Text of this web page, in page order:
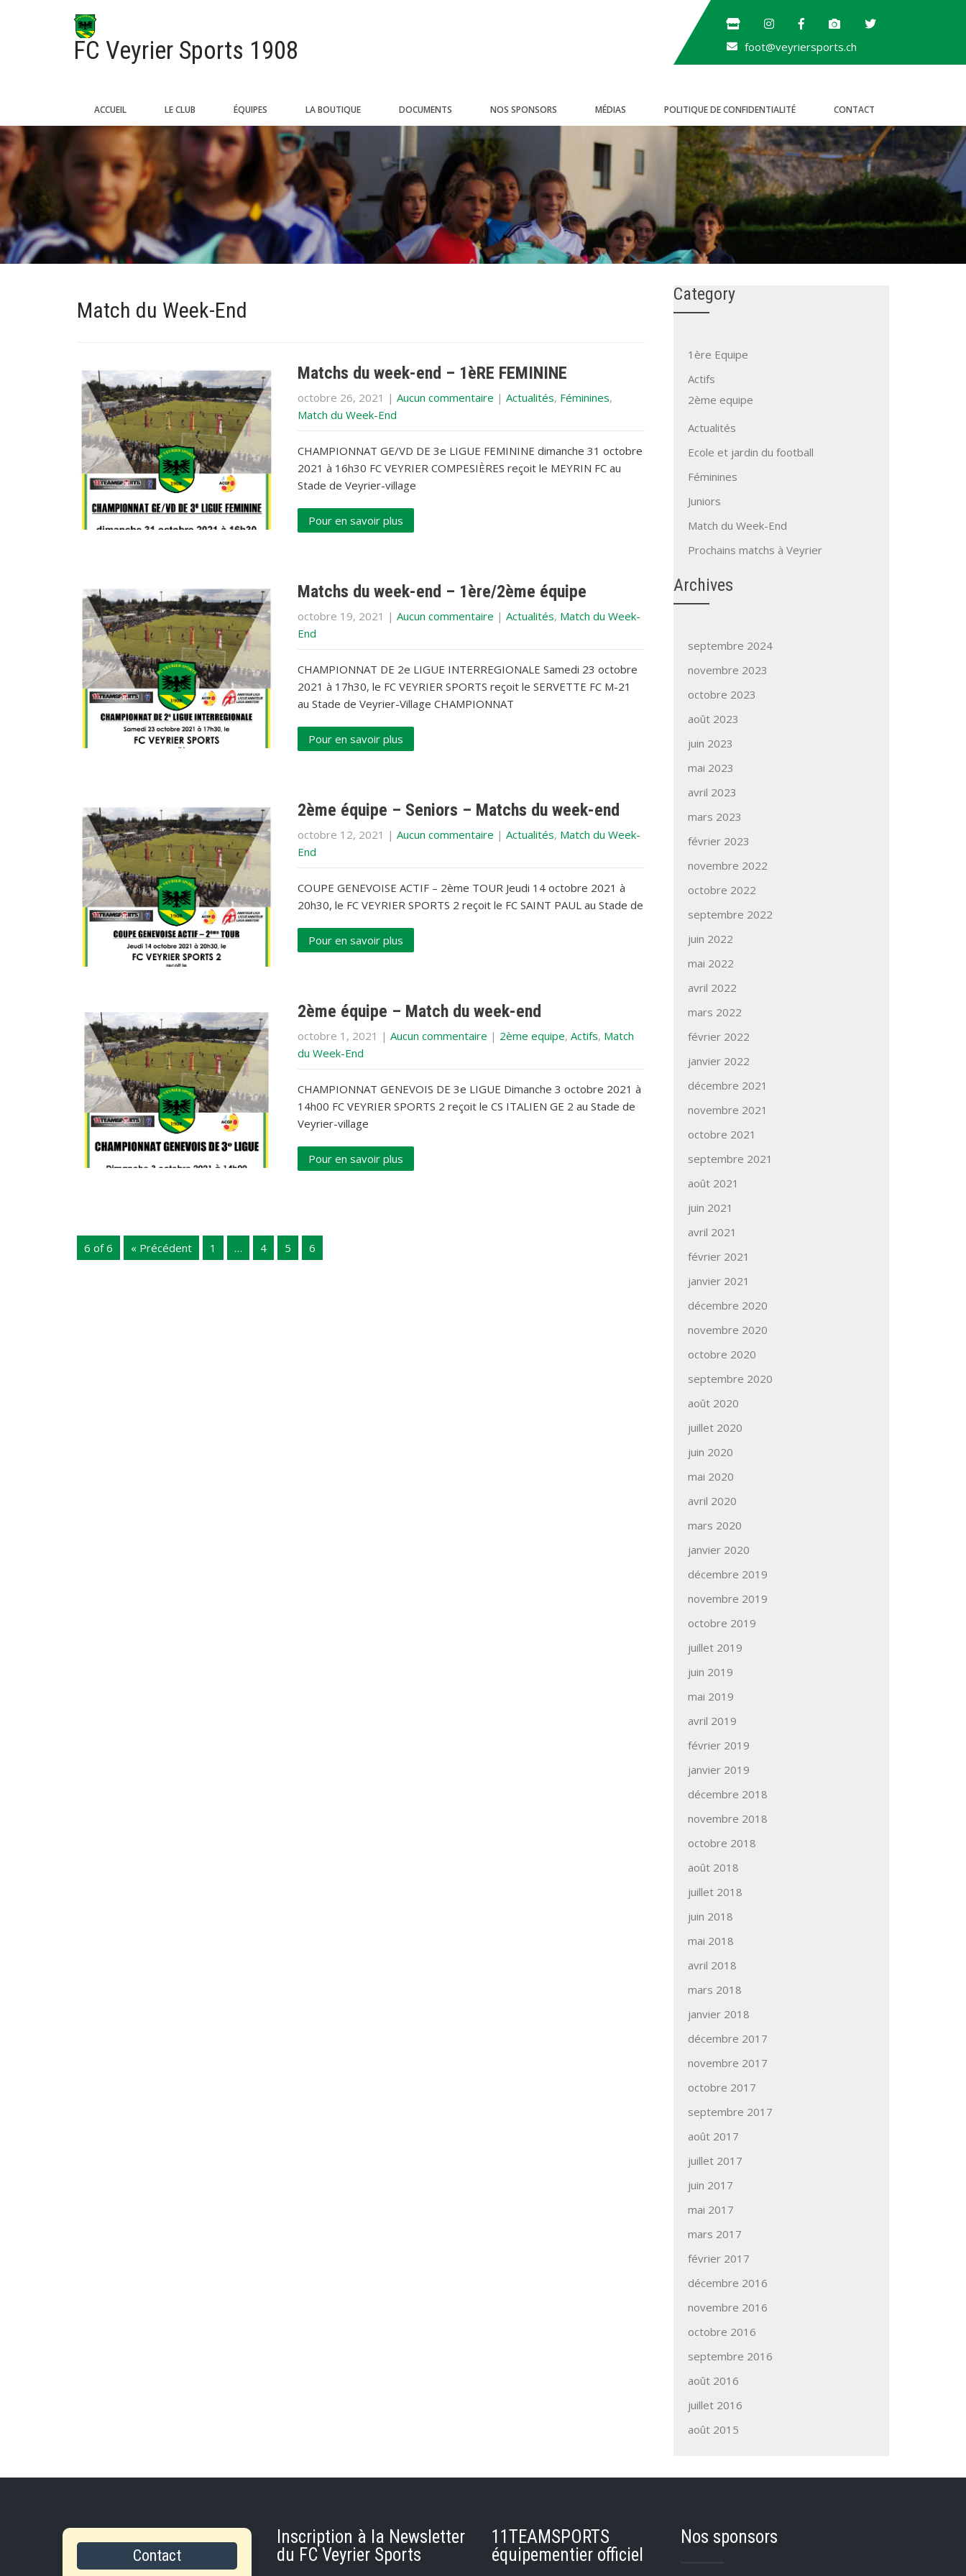
FC Veyrier Sports 1908 foot@veyriersports.ch
ACCUEIL LE CLUB ÉQUIPES LA BOUTIQUE DOCUMENTS NOS SPONSORS MÉDIAS POLITIQUE DE CONFIDENTIALITÉ CONTACT
Match du Week-End
Matchs du week-end – 1èRE FEMININE
octobre 26, 2021 | Aucun commentaire | Actualités, Féminines,
Match du Week-End
CHAMPIONNAT GE/VD DE 3e LIGUE FEMININE dimanche 31 octobre
2021 à 16h30 FC VEYRIER COMPESIÈRES reçoit le MEYRIN FC au
Stade de Veyrier-village
Pour en savoir plus
Matchs du week-end – 1ère/2ème équipe
octobre 19, 2021 | Aucun commentaire | Actualités, Match du Week-
End
CHAMPIONNAT DE 2e LIGUE INTERREGIONALE Samedi 23 octobre
2021 à 17h30, le FC VEYRIER SPORTS reçoit le SERVETTE FC M-21
au Stade de Veyrier-Village CHAMPIONNAT
Pour en savoir plus
2ème équipe – Seniors – Matchs du week-end
octobre 12, 2021 | Aucun commentaire | Actualités, Match du Week-
End
COUPE GENEVOISE ACTIF – 2ème TOUR Jeudi 14 octobre 2021 à
20h30, le FC VEYRIER SPORTS 2 reçoit le FC SAINT PAUL au Stade de
Pour en savoir plus
2ème équipe – Match du week-end
octobre 1, 2021 | Aucun commentaire | 2ème equipe, Actifs, Match
du Week-End
CHAMPIONNAT GENEVOIS DE 3e LIGUE Dimanche 3 octobre 2021 à
14h00 FC VEYRIER SPORTS 2 reçoit le CS ITALIEN GE 2 au Stade de
Veyrier-village
Pour en savoir plus
6 of 6 « Précédent 1 … 4 5 6
Category
1ère Equipe
Actifs
2ème equipe
Actualités
Ecole et jardin du football
Féminines
Juniors
Match du Week-End
Prochains matchs à Veyrier
Archives
septembre 2024
novembre 2023
octobre 2023
août 2023
juin 2023
mai 2023
avril 2023
mars 2023
février 2023
novembre 2022
octobre 2022
septembre 2022
juin 2022
mai 2022
avril 2022
mars 2022
février 2022
janvier 2022
décembre 2021
novembre 2021
octobre 2021
septembre 2021
août 2021
juin 2021
avril 2021
février 2021
janvier 2021
décembre 2020
novembre 2020
octobre 2020
septembre 2020
août 2020
juillet 2020
juin 2020
mai 2020
avril 2020
mars 2020
janvier 2020
décembre 2019
novembre 2019
octobre 2019
juillet 2019
juin 2019
mai 2019
avril 2019
février 2019
janvier 2019
décembre 2018
novembre 2018
octobre 2018
août 2018
juillet 2018
juin 2018
mai 2018
avril 2018
mars 2018
janvier 2018
décembre 2017
novembre 2017
octobre 2017
septembre 2017
août 2017
juillet 2017
juin 2017
mai 2017
mars 2017
février 2017
décembre 2016
novembre 2016
octobre 2016
septembre 2016
août 2016
juillet 2016
août 2015
Contact
Inscription à la Newsletter
du FC Veyrier Sports
11TEAMSPORTS
équipementier officiel
Nos sponsors